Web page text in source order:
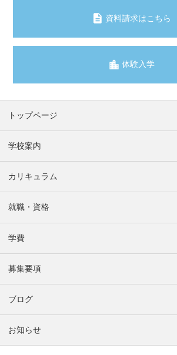
資料請求はこちら
体験入学
トップページ
学校案内
カリキュラム
就職・資格
学費
募集要項
ブログ
お知らせ